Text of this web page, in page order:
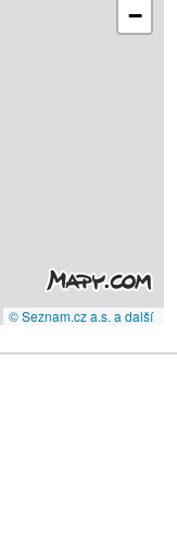
−
© Seznam.cz a.s. a další